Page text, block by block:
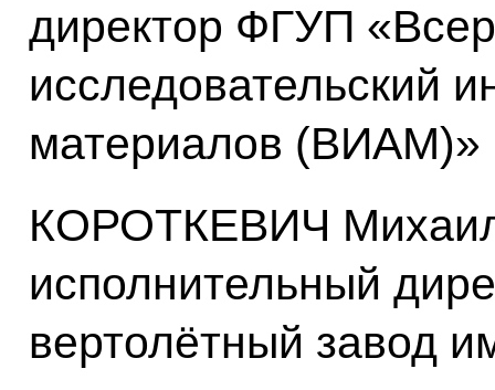
директор ФГУП
исследовательский
материалов (ВИАМ)»
КОРОТКЕВИЧ
исполнительный
вертолётный завод